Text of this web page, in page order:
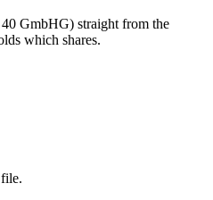
GmbHG) straight from the
which shares.